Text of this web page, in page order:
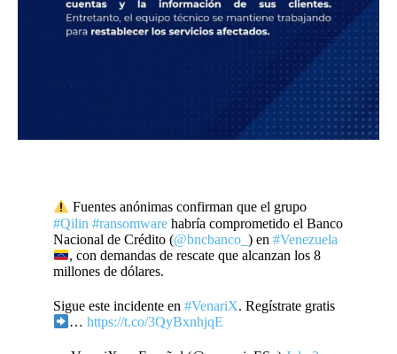
Fuentes anónimas confirman que el grupo
#Qilin #ransomware habría comprometido el Banco
Nacional de Crédito (@bncbanco_ ) en #Venezuela
, con demandas de rescate que alcanzan los 8
millones de dólares.
Sigue este incidente en #VenariX. Regístrate gratis
…https://t.co/3QyBxnhjqE